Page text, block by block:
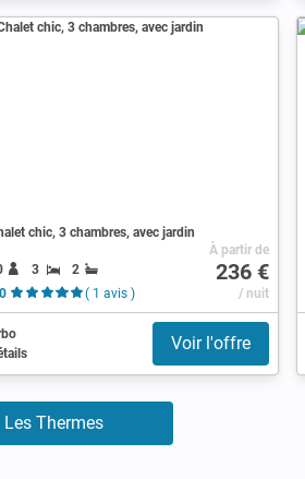
chic, 3 chambres, avec jardin
3
2
( 1 avis )
À partir de
236 €
/ nuit
Voir l'offre
Thermes